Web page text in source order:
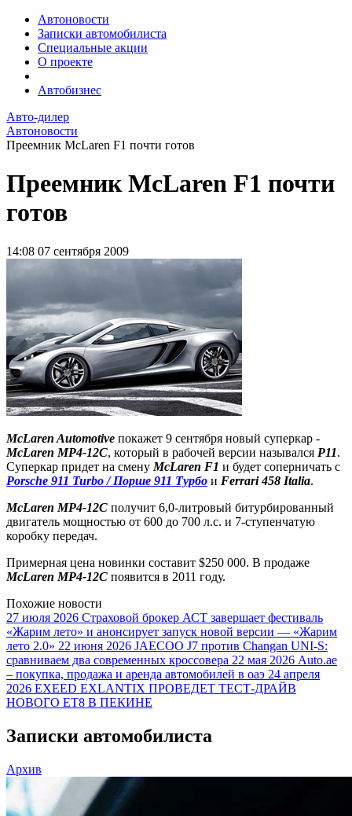
Автоновости
Записки автомобилиста
Специальные акции
О проекте
Автобизнес
Авто-дилер
Автоновости
Преемник McLaren F1 почти готов
Преемник McLaren F1 почти
готов
14:08 07 сентября 2009
McLaren Automotive покажет 9 сентября новый суперкар -
McLaren MP4-12C, который в рабочей версии назывался P11.
Суперкар придет на смену McLaren F1 и будет соперничать с
Porsche 911 Turbo / Порше 911 Турбо и Ferrari 458 Italia.
McLaren MP4-12C получит 6,0-литровый битурбированный
двигатель мощностью от 600 до 700 л.с. и 7-ступенчатую
коробку передач.
Примерная цена новинки составит $250 000. В продаже
McLaren MP4-12C появится в 2011 году.
Похожие новости
27 июля 2026 Страховой брокер АСТ завершает фестиваль
«Жарим лето» и анонсирует запуск новой версии — «Жарим
лето 2.0» 22 июня 2026 JAECOO J7 против Changan UNI-S:
сравниваем два современных кроссовера 22 мая 2026 Auto.ae
– покупка, продажа и аренда автомобилей в оаэ 24 апреля
2026 EXEED EXLANTIX ПРОВЕДЕТ ТЕСТ-ДРАЙВ
НОВОГО ET8 В ПЕКИНЕ
Записки автомобилиста
Архив